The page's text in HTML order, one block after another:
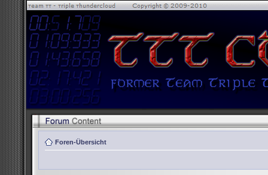
Foren-Übersicht